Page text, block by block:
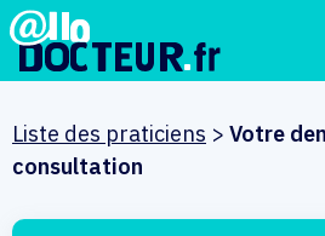
Liste des praticiens > Votre
consultation